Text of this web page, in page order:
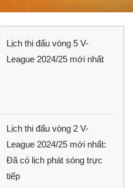
Lịch thi đấu vòng 5 V-
League 2024/25 mới nhất
Lịch thi đấu vòng 2 V-
League 2024/25 mới nhất:
Đã có lịch phát sóng trực
tiếp